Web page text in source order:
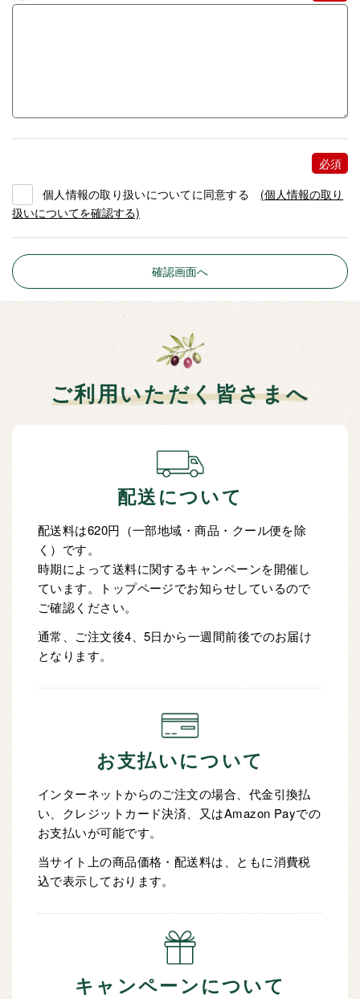
個人情報の取り扱いについてに同意する
(個人情報の取り
扱いについてを確認する)
ご利用いただく皆さまへ
配送について
配送料は620円（一部地域・商品・クール便を除
く）です。
時期によって送料に関するキャンペーンを開催し
ています。トップページでお知らせしているので
ご確認ください。
通常、ご注文後4、5日から一週間前後でのお届け
となります。
お支払いについて
インターネットからのご注文の場合、代金引換払
い、クレジットカード決済、又はAmazon Payでの
お支払いが可能です。
当サイト上の商品価格・配送料は、ともに消費税
込で表示しております。
キャンペーンについて